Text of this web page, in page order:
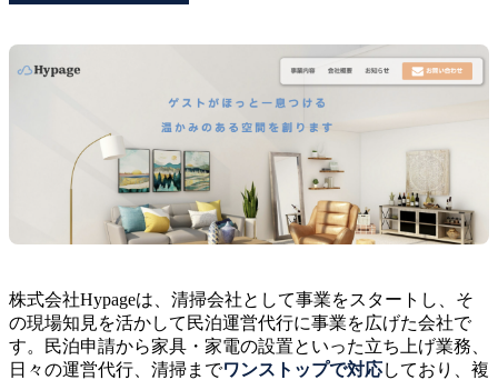
株式会社Hypageは、清掃会社として事業をスタートし、そ
の現場知見を活かして民泊運営代行に事業を広げた会社で
す。民泊申請から家具・家電の設置といった立ち上げ業務、
日々の運営代行、清掃までワンストップで対応しており、複